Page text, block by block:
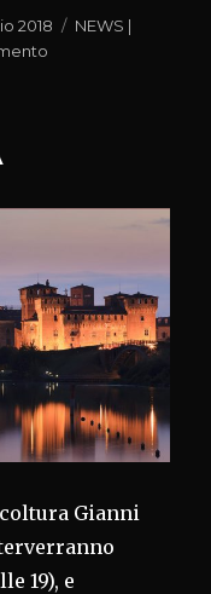
2018 Categorie
NEWS |
FLOATING
PIERS’
Gianni
19), e